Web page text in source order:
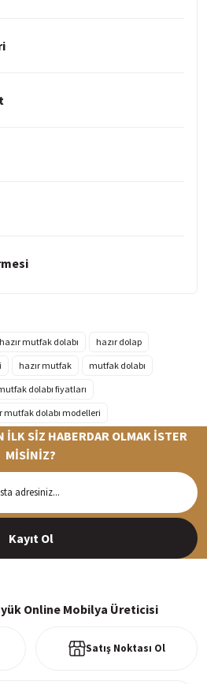
hazır mutfak dolabı
hazır dolap
hazır mutfak
mutfak dolabı
dolabı fiyatları
mutfak dolabı modelleri
kargoya verilir
İLK SİZ HABERDAR OLMAK İSTER
MİSİNİZ?
Kayıt Ol
Online Mobilya Üreticisi
Satış Noktası Ol